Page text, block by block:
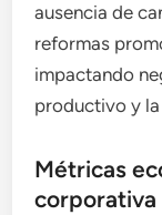
ausencia de
reformas
impactando
productivo y
Métricas
corporativa